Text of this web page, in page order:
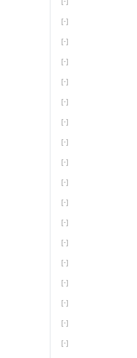
[-]
[-]
[-]
[-]
[-]
[-]
[-]
[-]
[-]
[-]
[-]
[-]
[-]
[-]
[-]
[-]
[-]